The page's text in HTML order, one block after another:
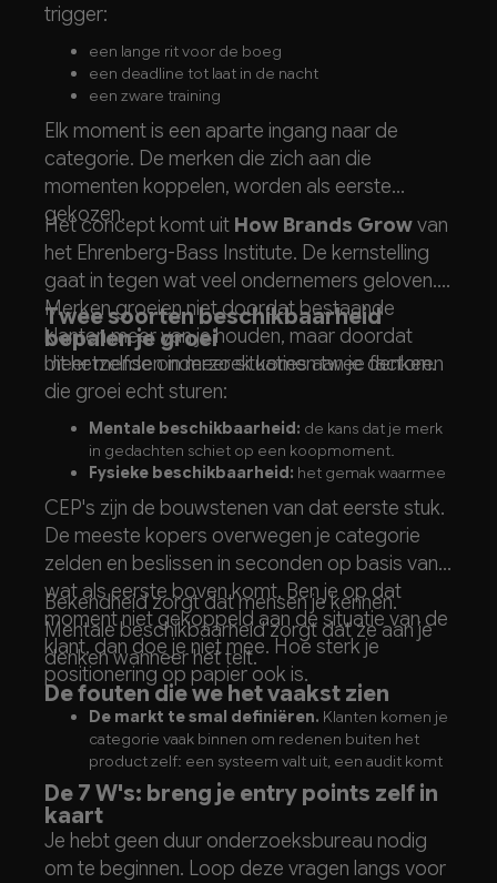
trigger:
een lange rit voor de boeg
een deadline tot laat in de nacht
een zware training
Elk moment is een aparte ingang naar de
categorie. De merken die zich aan die
momenten koppelen, worden als eerste
gekozen.
Het concept komt uit How Brands Growvan
het Ehrenberg-Bass Institute. De kernstelling
gaat in tegen wat veel ondernemers geloven.
Merken groeien niet doordat bestaande
klanten meer van je houden, maar doordat
meer mensen in meer situaties aan je denken.
Twee soorten beschikbaarheid
bepalen je groei
Uit hetzelfde onderzoek komen twee factoren
die groei echt sturen:
Mentale beschikbaarheid: de kans dat je merk
in gedachten schiet op een koopmoment.
Fysieke beschikbaarheid: het gemak waarmee
iemand je vervolgens kan kopen of bereiken.
CEP's zijn de bouwstenen van dat eerste stuk.
De meeste kopers overwegen je categorie
zelden en beslissen in seconden op basis van
wat als eerste boven komt. Ben je op dat
moment niet gekoppeld aan de situatie van de
klant, dan doe je niet mee. Hoe sterk je
positionering op papier ook is.
Bekendheid zorgt dat mensen je kennen.
Mentale beschikbaarheid zorgt dat ze aan je
denken wanneer het telt.
De fouten die we het vaakst zien
De markt te smal definiëren. Klanten komen je
categorie vaak binnen om redenen buiten het
product zelf: een systeem valt uit, een audit komt
eraan, een nieuwe wet. Kijk je alleen naar de voor
de hand liggende koper, dan mis je de meeste
koopmomenten.
Denken dat elke aankoop rationeel is.
Dezelfde aankoop gebeurt uit tijdsdruk, uit twijfel
De 7 W's: breng je entry points zelf in
kaart
Je hebt geen duur onderzoeksbureau nodig
om te beginnen. Loop deze vragen langs voor